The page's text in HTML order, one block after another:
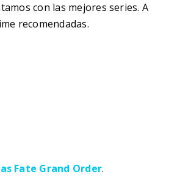
con las mejores series. A
recomendadas.
Fate Grand Order.